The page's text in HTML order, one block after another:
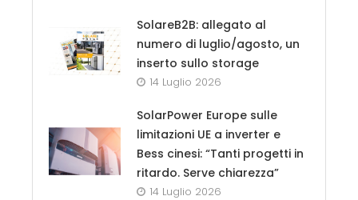
SolareB2B: allegato al
numero di luglio/agosto, un
inserto sullo storage
14 Luglio 2026
SolarPower Europe sulle
limitazioni UE a inverter e
Bess cinesi: “Tanti progetti in
ritardo. Serve chiarezza”
14 Luglio 2026